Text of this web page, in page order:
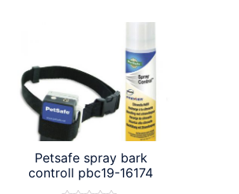
Petsafe spray bark
controll pbc19-16174